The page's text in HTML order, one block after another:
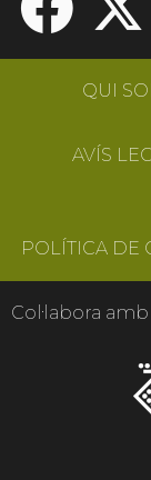
QUI
AVÍS
POLÍTICA DE
Col·labora